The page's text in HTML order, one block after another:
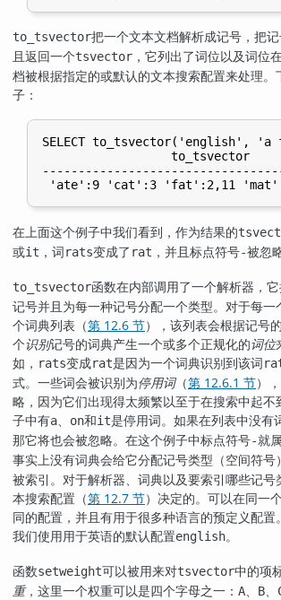
to_tsvector把一个文本文档解析成记号，把
且返回一个tsvector ，它列出了词位以及词位
档被根据指定的或默认的文本搜索配置来处理。
子：
SELECT
                  to_tsvector
在上面这个例子中我们看到，作为结果的
或it ，词rats变成了 rat ，并且标点符号-被忽
to_tsvector函数在内部调用了一个解析器，
记号并且为每一种记号分配一个类型。对于每一
个词典列表（第 12.6 节），该列表会根据记号
个识别记号的词典产生一个或多个正规化的词位
如， rats变成rat是因为一个词典识别到该词
式。一些词会被识别为停用词（第 12.6.1 节）
略，因为它们出现得太频繁以至于在搜索中起不
子中有a on和it是停用词。如果在列表中没有
那它将也会被忽略。在这个例子中标点符号-就
事实上没有词典会给它分配记号类型（空间符号
被索引。对于解析器、词典以及要索引哪些记号
本搜索配置（第 12.7 节）决定的。可以在同一
同的配置，并且有用于很多种语言的预定义配置
我们使用用于英语的默认配置english。
函数setweight可以被用来对tsvector中的项
重，这里一个权重可以是四个字母之一： A B